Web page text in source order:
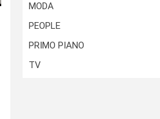
MODA
PEOPLE
PRIMO PIANO
TV